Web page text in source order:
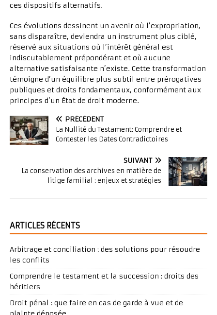
ces dispositifs alternatifs.
Ces évolutions dessinent un avenir où l’expropriation,
sans disparaître, deviendra un instrument plus ciblé,
réservé aux situations où l’intérêt général est
indiscutablement prépondérant et où aucune
alternative satisfaisante n’existe. Cette transformation
témoigne d’un équilibre plus subtil entre prérogatives
publiques et droits fondamentaux, conformément aux
principes d’un État de droit moderne.
PRÉCÉDENT
La Nullité du Testament: Comprendre et
Contester les Dates Contradictoires
SUIVANT
La conservation des archives en matière de
litige familial : enjeux et stratégies
ARTICLES RÉCENTS
Arbitrage et conciliation : des solutions pour résoudre
les conflits
Comprendre le testament et la succession : droits des
héritiers
Droit pénal : que faire en cas de garde à vue et de